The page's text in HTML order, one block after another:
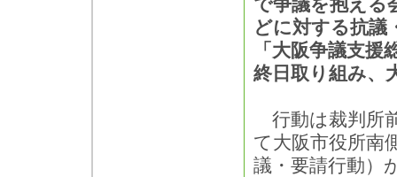
で争議を抱える
どに対する抗議
「大阪争議支援
終日取り組み、
行動は裁判所
て大阪市役所南
議・要請行動）